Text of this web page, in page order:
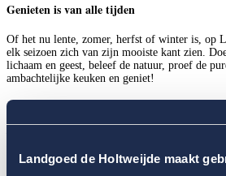
Landgoed de Holtweijde maakt
Genieten is van alle tijden
Of het nu lente, zomer, herfst of winter is, op
elk seizoen zich van zijn mooiste kant zien.
lichaam en geest, beleef de natuur, proef de
ambachtelijke keuken en geniet!
fredsmits@holtweijde.nl